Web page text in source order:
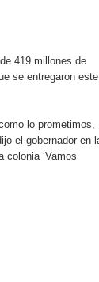
419 millones de
se entregaron este
lo prometimos,
el gobernador en
colonia ‘Vamos